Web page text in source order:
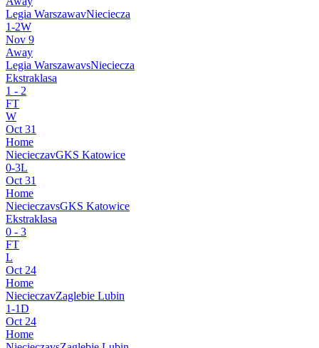
Legia WarszawavNieciecza
1-2W
Nov 9
Away
Legia WarszawavsNieciecza
Ekstraklasa
1 - 2
FT
W
Oct 31
Home
NiecieczavGKS Katowice
0-3L
Oct 31
Home
NiecieczavsGKS Katowice
Ekstraklasa
0 - 3
FT
L
Oct 24
Home
NiecieczavZaglebie Lubin
1-1D
Oct 24
Home